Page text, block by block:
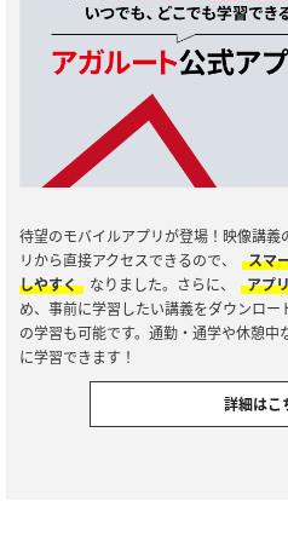
待望のモバイルアプリが登場！映像講
リから直接アクセスできるので、
スマ
しやすく
なりました。さらに、 アプ
め、事前に学習したい講義をダウンロ
の学習も可能です。通勤・通学や休憩
に学習できます！
詳細はこ